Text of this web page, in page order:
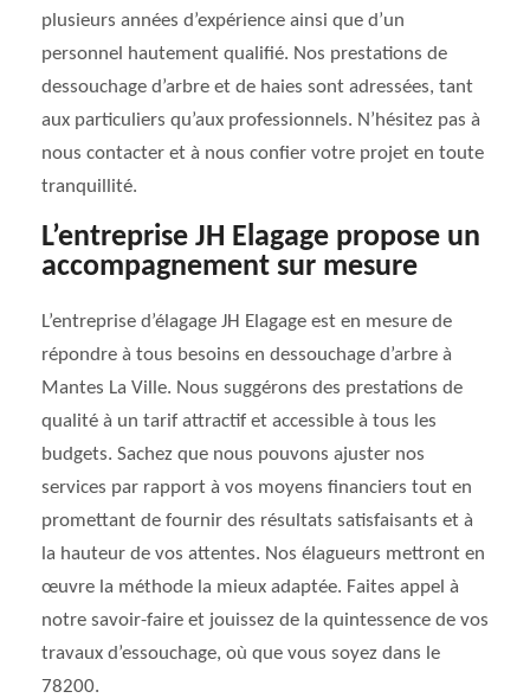
plusieurs années d’expérience ainsi que d’un
personnel hautement qualifié. Nos prestations de
dessouchage d’arbre et de haies sont adressées, tant
aux particuliers qu’aux professionnels. N’hésitez pas à
nous contacter et à nous confier votre projet en toute
tranquillité.
L’entreprise JH Elagage propose un
accompagnement sur mesure
L’entreprise d’élagage JH Elagage est en mesure de
répondre à tous besoins en dessouchage d’arbre à
Mantes La Ville. Nous suggérons des prestations de
qualité à un tarif attractif et accessible à tous les
budgets. Sachez que nous pouvons ajuster nos
services par rapport à vos moyens financiers tout en
promettant de fournir des résultats satisfaisants et à
la hauteur de vos attentes. Nos élagueurs mettront en
œuvre la méthode la mieux adaptée. Faites appel à
notre savoir-faire et jouissez de la quintessence de vos
travaux d’essouchage, où que vous soyez dans le
78200.